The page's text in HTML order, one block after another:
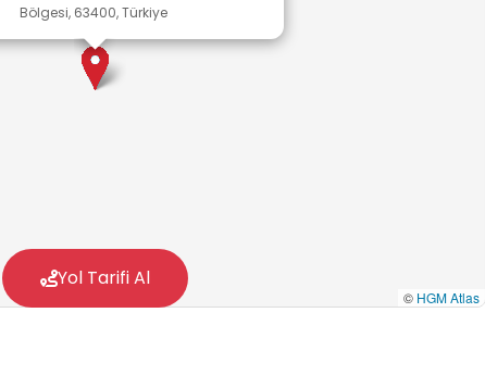
Bölgesi, 63400, Türkiye
© HGM Atlas
Yol Tarifi Al